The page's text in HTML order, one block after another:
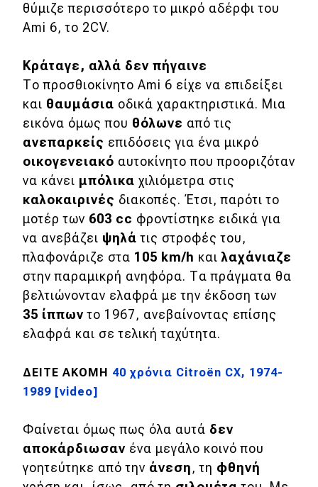
Συμβουλές
ΚΤΕΟ
Οδική βοήθεια
eDRIVE
DRIVE USED
θύμιζε περισσότερο το μικρό αδέρφι του
Ami 6, το 2CV.
Κράταγε, αλλά δεν πήγαινε
Το προσθιοκίνητο Ami 6 είχε να επιδείξει
και θαυμάσια οδικά χαρακτηριστικά. Μια
εικόνα όμως που θόλωνε από τις
ανεπαρκείς επιδόσεις για ένα μικρό
οικογενειακό αυτοκίνητο που προοριζόταν
να κάνει μπόλικα χιλιόμετρα στις
καλοκαιρινές διακοπές. Έτσι, παρότι το
μοτέρ των 603 cc φροντίστηκε ειδικά για
να ανεβάζει ψηλά τις στροφές του,
πλαφονάριζε στα 105 km/h και λαχάνιαζε
στην παραμικρή ανηφόρα. Τα πράγματα θα
βελτιώνονταν ελαφρά με την έκδοση των
35 ίππων το 1967, ανεβαίνοντας επίσης
ελαφρά και σε τελική ταχύτητα.
ΔΕΙΤΕ ΑΚΟΜΗ 40 χρόνια Citroën CX, 1974-
1989 [video]
Φαίνεται όμως πως όλα αυτά δεν
αποκάρδιωσαν ένα μεγάλο κοινό που
γοητεύτηκε από την άνεση, τη φθηνή